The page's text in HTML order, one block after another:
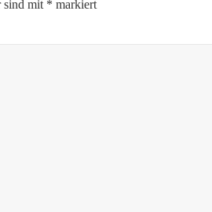
sind mit * markiert